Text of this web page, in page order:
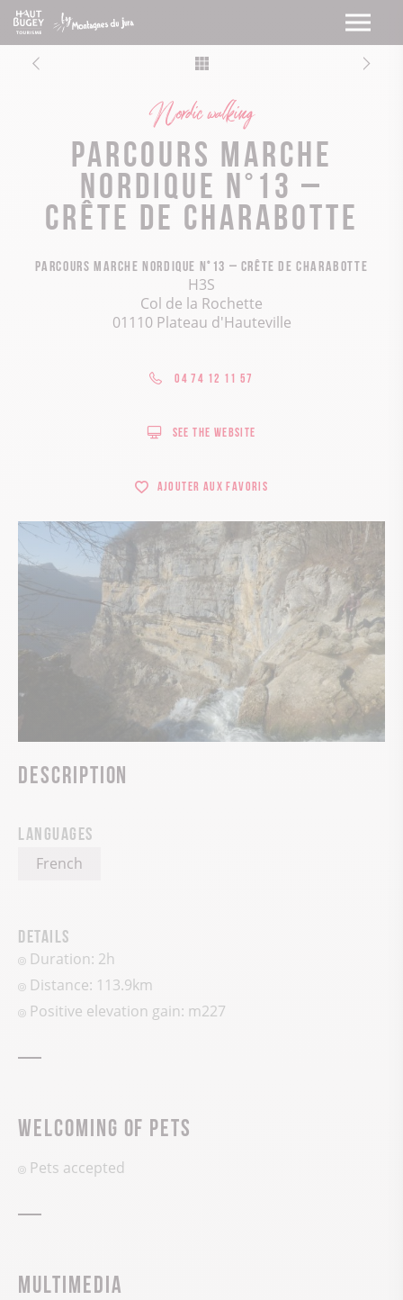
Nordic walking
Parcours marche
nordique n°13 –
Crête de Charabotte
Parcours marche nordique n°13 – Crête de Charabotte
H3S
Col de la Rochette
01110 Plateau d'Hauteville
04 74 12 11 57
See the website
Ajouter aux favoris
Description
Languages
French
Details
Duration: 2h
Distance: 113.9km
Positive elevation gain: m227
Welcoming of pets
Pets accepted
Multimedia